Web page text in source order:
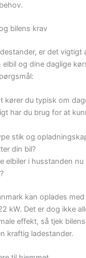
bilens krav
er det vigtigt
og dine daglige
kører du typisk om
har du brug for at
stik og
din bil?
elbiler i husstanden nu
kan oplades
kW. Det er dog ikke
effekt, så tjek
kraftig ladestander.